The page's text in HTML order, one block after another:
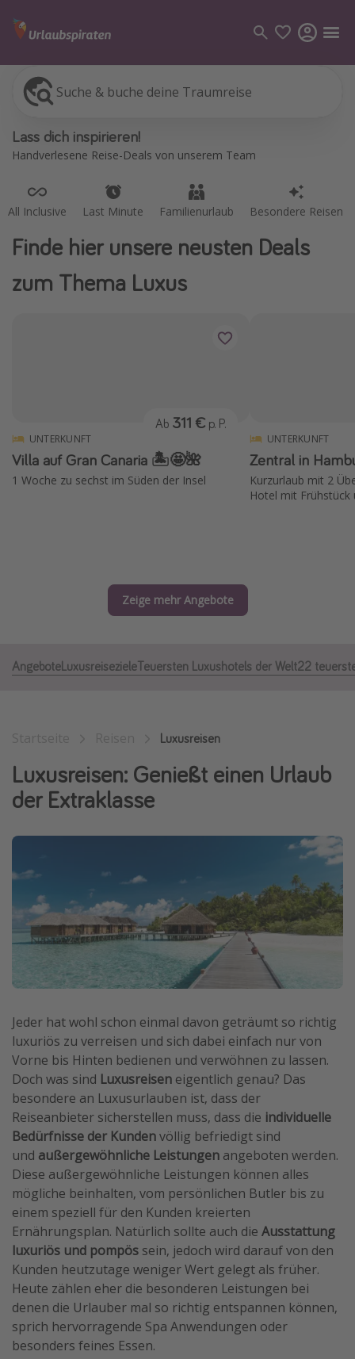
Suche & buche deine Traumreise
Lass dich inspirieren!
Handverlesene Reise-Deals von unserem Team
All Inclusive Last Minute Familienurlaub Besondere Reisen
All Inclusive
Flüge
Pauschalreisen
Kefalonia Urlaub
Krabi Urlaub
Disneyland Paris
Strandurlaub
Gruppenreisen
Hotels in Hamburg
Hotels am Achensee
Weitere Themen
Familienurlaub in der Türkei
Bahnreisen in der Schweiz
Reisepassfreie Reiseziele
Travel Know How
Silvesterreisen
Last Minute Urlaub Mallorca
Last Minute Urlaub Deutschland
Finde hier unsere neusten Deals
zum Thema Luxus
UNTERKUNFT
Villa auf Gran Canaria 🏝️🤩🌺
1 Woche zu sechst im Süden der Insel
Ab 311 € p. P.
UNTERKUNFT
Zentral in
Kurzurlaub mit 2
Hotel mit Frühstück
Zeige mehr Angebote
AngeboteLuxusreisezieleTeuersten Luxushotels der Welt22
Luxusreisen
Luxusreisen: Genießt einen Urlaub
der Extraklasse
Jeder hat wohl schon einmal davon geträumt so richtig
luxuriös zu verreisen und sich dabei einfach nur von
Vorne bis Hinten bedienen und verwöhnen zu lassen.
Doch was sind Luxusreisen eigentlich genau? Das
besondere an Luxusurlauben ist, dass der
Reiseanbieter sicherstellen muss, dass die individuelle
Bedürfnisse der Kundenvöllig befriedigt sind
und außergewöhnliche Leistungen angeboten werden.
Diese außergewöhnliche Leistungen können alles
mögliche beinhalten, vom persönlichen Butler bis zu
einem speziell für den Kunden kreierten
Ernährungsplan. Natürlich sollte auch die Ausstattung
luxuriös und pompös sein, jedoch wird darauf von den
Kunden heutzutage weniger Wert gelegt als früher.
Heute zählen eher die besonderen Leistungen bei
denen die Urlauber mal so richtig entspannen können,
sprich hervorragende Spa Anwendungen oder
besonders feines Essen.